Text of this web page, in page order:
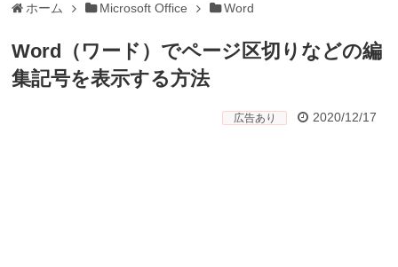
ホーム Microsoft Office Word
Word（ワード）でページ区切りなどの編
集記号を表示する方法
広告あり 2020/12/17